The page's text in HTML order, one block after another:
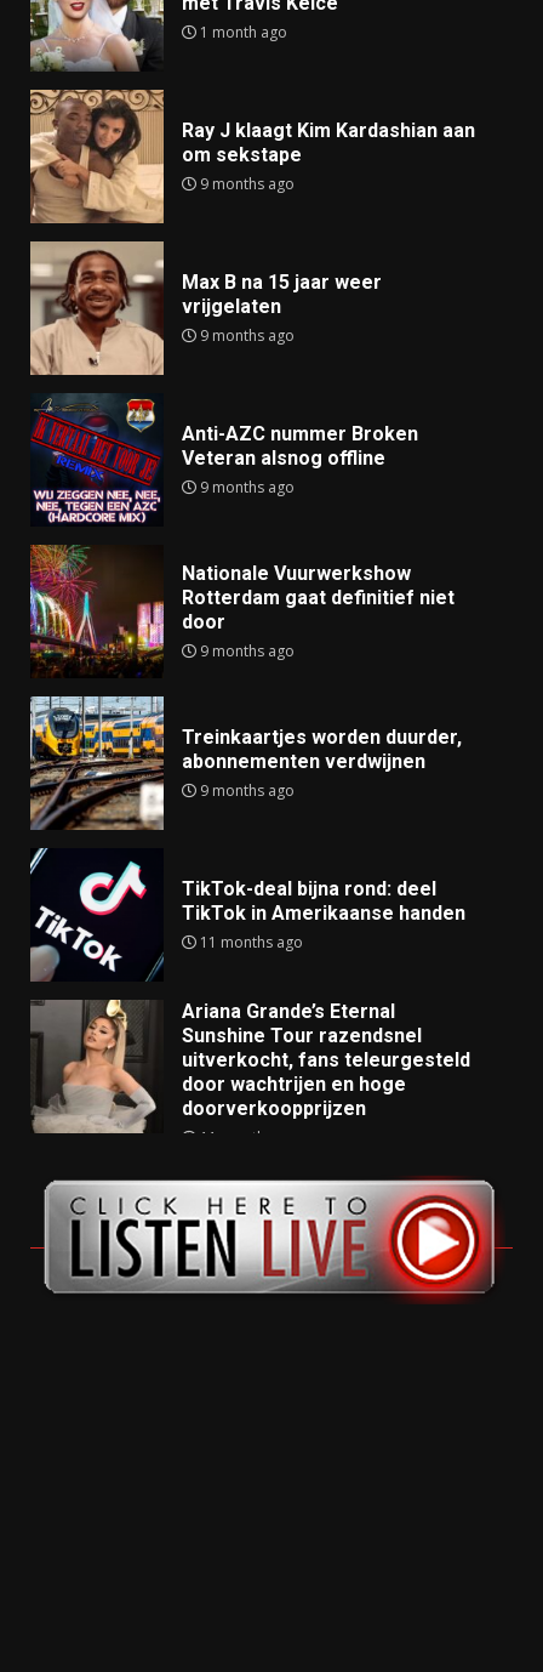
1 month ago
Ray J klaagt Kim Kardashian aan
om sekstape
9 months ago
Max B na 15 jaar weer
vrijgelaten
9 months ago
Anti-AZC nummer Broken
Veteran alsnog offline
9 months ago
Nationale Vuurwerkshow
Rotterdam gaat definitief niet
door
9 months ago
Treinkaartjes worden duurder,
abonnementen verdwijnen
9 months ago
TikTok-deal bijna rond: deel
TikTok in Amerikaanse handen
11 months ago
Ariana Grande’s Eternal
Sunshine Tour razendsnel
uitverkocht, fans teleurgesteld
door wachtrijen en hoge
doorverkoopprijzen
11 months ago